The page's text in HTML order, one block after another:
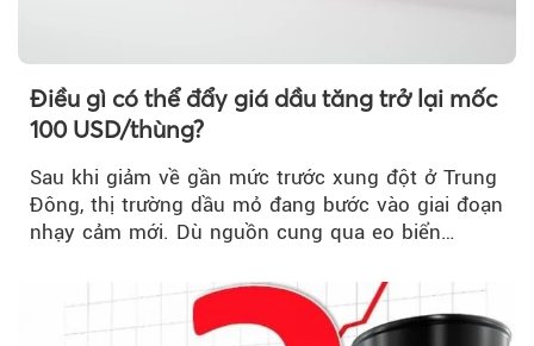
Điều gì có thể đẩy giá dầu tăng trở lại mốc
100 USD/thùng?
Sau khi giảm về gần mức trước xung đột ở Trung
Đông, thị trường dầu mỏ đang bước vào giai đoạn
nhạy cảm mới. Dù nguồn cung qua eo biển